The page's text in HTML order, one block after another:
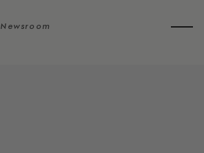
Newsroom